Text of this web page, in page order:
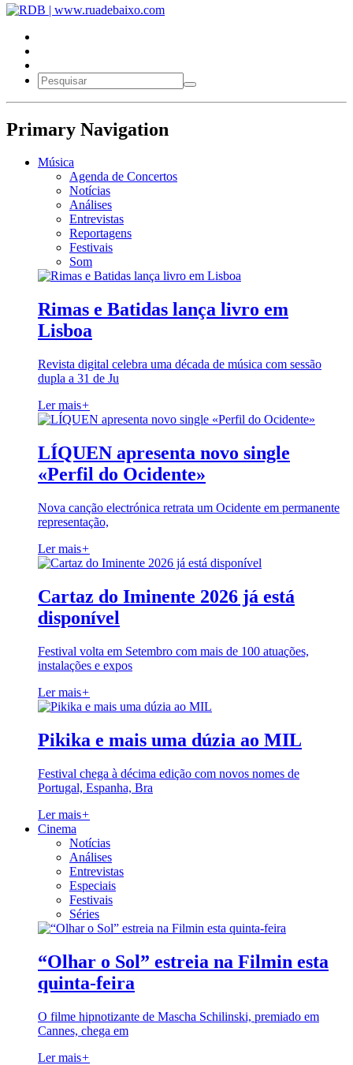
Primary Navigation
Música
Agenda de Concertos
Notícias
Análises
Entrevistas
Reportagens
Festivais
Som
Rimas e Batidas lança livro em
Lisboa
Revista digital celebra uma década de música com sessão
dupla a 31 de Ju
Ler mais+
LÍQUEN apresenta novo single
«Perfil do Ocidente»
Nova canção electrónica retrata um Ocidente em permanente
representação,
Ler mais+
Cartaz do Iminente 2026 já está
disponível
Festival volta em Setembro com mais de 100 atuações,
instalações e expos
Ler mais+
Pikika e mais uma dúzia ao MIL
Festival chega à décima edição com novos nomes de
Portugal, Espanha, Bra
Ler mais+
Cinema
Notícias
Análises
Entrevistas
Especiais
Festivais
Séries
“Olhar o Sol” estreia na Filmin esta
quinta-feira
O filme hipnotizante de Mascha Schilinski, premiado em
Cannes, chega em
Ler mais+